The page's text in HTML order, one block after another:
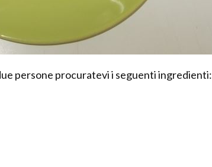
persone procuratevi i seguenti ingredienti: